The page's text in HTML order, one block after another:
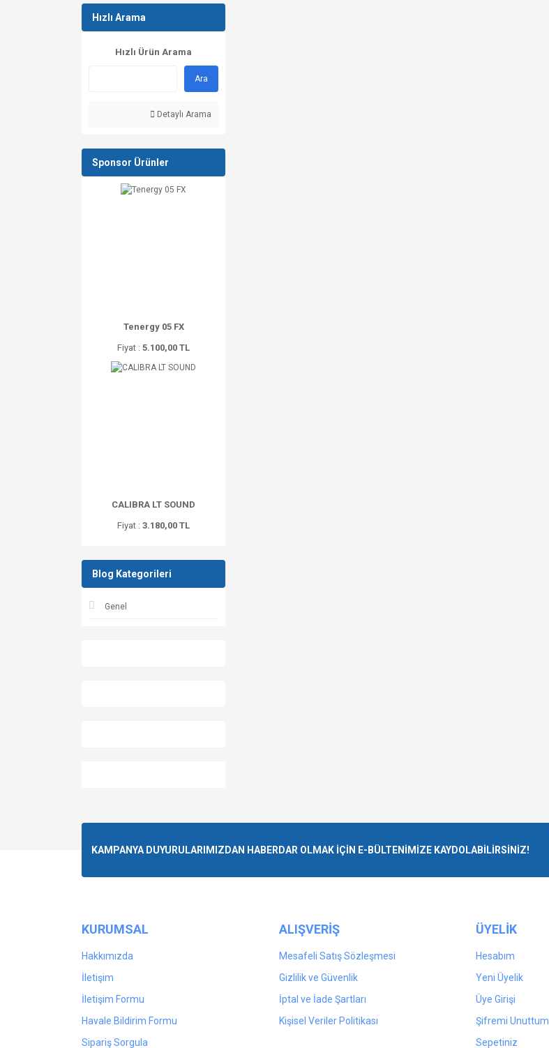
Hızlı Arama
Hızlı Ürün Arama
Ara
Detaylı Arama
Sponsor Ürünler
Tenergy 05 FX
Fiyat : 5.100,00 TL
CALIBRA LT SOUND
Fiyat : 3.180,00 TL
Blog Kategorileri
Genel
KAMPANYA DUYURULARIMIZDAN HABERDAR OLMAK İÇİN E-BÜLTENİMİZE KAYDOLABİLİRSİNİZ!
KURUMSAL
Hakkımızda
İletişim
İletişim Formu
Havale Bildirim Formu
Sipariş Sorgula
ALIŞVERİŞ
Mesafeli Satış Sözleşmesi
Gizlilik ve Güvenlik
İptal ve İade Şartları
Kişisel Veriler Politikası
ÜYELİK
Hesabım
Yeni Üyelik
Üye Girişi
Şifremi Unuttum
Sepetiniz